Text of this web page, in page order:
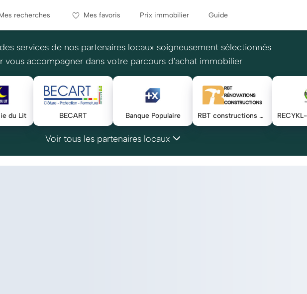
recherches Mes favoris Prix immobilier Guide
services de nos partenaires locaux soigneusement sélectionnés
vous accompagner dans votre parcours d'achat immobilier
du Lit BECART Banque Populaire RBT constructions & rénovations tout corps d'état
Voir tous les partenaires locaux